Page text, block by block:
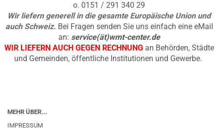
o. 0151 / 291 340 29
Wir liefern generell in die gesamte Europäische Union und
auch Schweiz. Bei Fragen senden Sie uns einfach eine eMail
an: service(ät)wmt-center.de
WIR LIEFERN AUCH GEGEN RECHNUNG an Behörden, Städte
und Gemeinden, öffentliche Institutionen und Gewerbe.
MEHR ÜBER...
IMPRESSUM